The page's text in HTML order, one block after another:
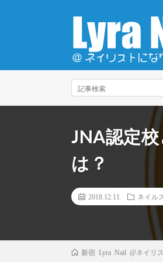
JNA認定
は？
2018.12.11 ネイル
新宿 Lyra Nail @ネイリ